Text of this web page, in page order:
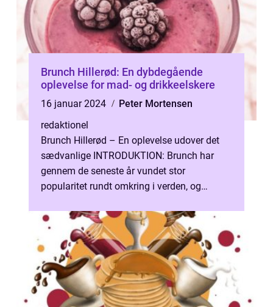
Brunch Hillerød: En dybdegående
oplevelse for mad- og drikkeelskere
16 januar 2024
Peter Mortensen
redaktionel
Brunch Hillerød – En oplevelse udover det
sædvanlige INTRODUKTION: Brunch har
gennem de seneste år vundet stor
popularitet rundt omkring i verden, og
charm...